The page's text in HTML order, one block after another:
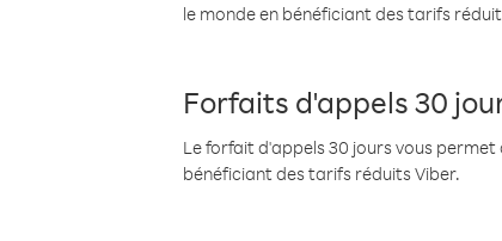
le monde en bénéficiant des tarifs
Forfaits d'appels 30
Le forfait d'appels 30 jours vous
bénéficiant des tarifs réduits Viber.